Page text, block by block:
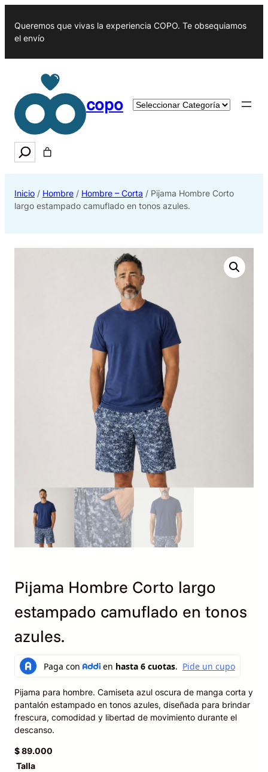
Queremos que vivas la experiencia COPO. Te obsequiamos
el envío
copo
Categorías
Search
Inicio / Hombre / Hombre – Corta / Pijama Hombre Corto
largo estampado camuflado en tonos azules.
Pijama Hombre Corto largo
estampado camuflado en tonos
azules.
Pijama para hombre. Camiseta azul oscura de manga corta y
pantalón estampado en tonos azules, diseñada para brindar
frescura, comodidad y libertad de movimiento durante el
descanso.
$89.000
Talla